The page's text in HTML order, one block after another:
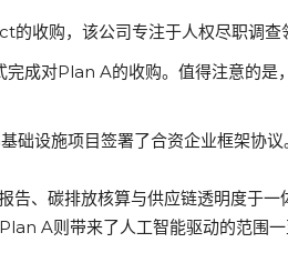
收购，该公司专注于人权尽职调查
成对Plan A的收购。值得注意的是
础设施项目签署了合资企业框架协议
告、碳排放核算与供应链透明度于
A则带来了人工智能驱动的范围一